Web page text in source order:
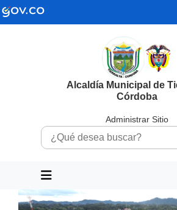
Alcaldía Municipal de
Córdoba
Administrar Sitio